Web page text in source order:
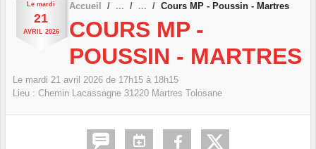
Le mardi
21
AVRIL 2026
Accueil Cours MP - Poussin - Martres
COURS MP -
POUSSIN - MARTRES
Le mardi 21 avril 2026 de 17h15 à 18h15
Lieu : Chemin Lacassagne 31220 Martres Tolosane